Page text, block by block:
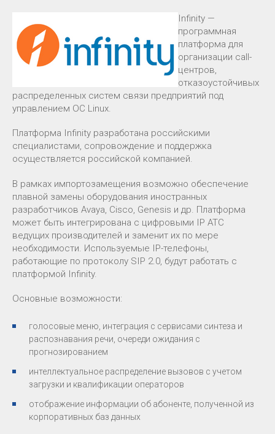
Infinity —
программная
платформа для
организации call-
центров,
отказоустойчивых
распределенных систем связи предприятий под
управлением ОС Linux.
Платформа Infinity разработана российскими
специалистами, сопровождение и поддержка
осуществляется российской компанией.
В рамках импортозамещения возможно обеспечение
плавной замены оборудования иностранных
разработчиков Avaya, Cisco, Genesis и др. Платформа
может быть интегрирована с цифровыми IP АТС
ведущих производителей и заменит их по мере
необходимости. Используемые IP-телефоны,
работающие по протоколу SIP 2.0, будут работать с
платформой Infinity.
Основные возможности:
голосовые меню, интеграция с сервисами синтеза и
распознавания речи, очереди ожидания с
прогнозированием
­интеллектуальное распределение вызовов с учетом
загрузки и квалификации операторов
отображение информации об абоненте, полученной из
корпоративных баз данных